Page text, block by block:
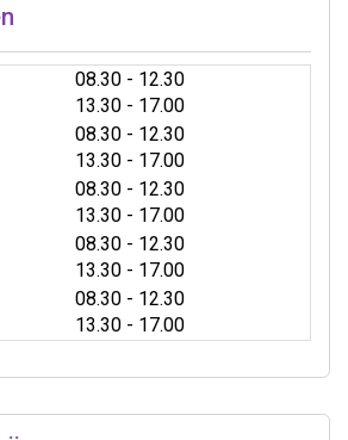
08.30 tot
- 12.30
13.30 tot
- 17.00
08.30 tot
- 12.30
13.30 tot
- 17.00
08.30 tot
- 12.30
13.30 tot
- 17.00
08.30 tot
- 12.30
13.30 tot
- 17.00
08.30 tot
- 12.30
13.30 tot
- 17.00